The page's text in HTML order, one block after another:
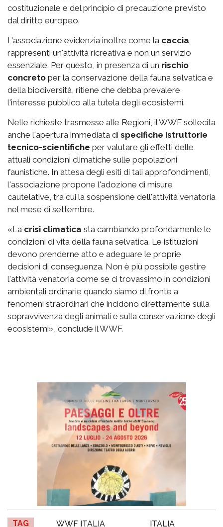
costituzionale e del principio di precauzione previsto
dal diritto europeo.
L'associazione evidenzia inoltre come la caccia
rappresenti un'attività ricreativa e non un servizio
essenziale. Per questo, in presenza di un rischio
concreto per la conservazione della fauna selvatica e
della biodiversità, ritiene che debba prevalere
l'interesse pubblico alla tutela degli ecosistemi.
Nelle richieste trasmesse alle Regioni, il WWF sollecita
anche l'apertura immediata di specifiche istruttorie
tecnico-scientifiche per valutare gli effetti delle
attuali condizioni climatiche sulle popolazioni
faunistiche. In attesa degli esiti di tali approfondimenti,
l'associazione propone l'adozione di misure
cautelative, tra cui la sospensione dell'attività venatoria
nel mese di settembre.
«La crisi climatica sta cambiando profondamente le
condizioni di vita della fauna selvatica. Le istituzioni
devono prenderne atto e adeguare le proprie
decisioni di conseguenza. Non è più possibile gestire
l'attività venatoria come se ci trovassimo in condizioni
ambientali ordinarie quando siamo di fronte a
fenomeni straordinari che incidono direttamente sulla
sopravvivenza degli animali e sulla conservazione degli
ecosistemi», conclude il WWF.
TAG WWF ITALIA ITALIA